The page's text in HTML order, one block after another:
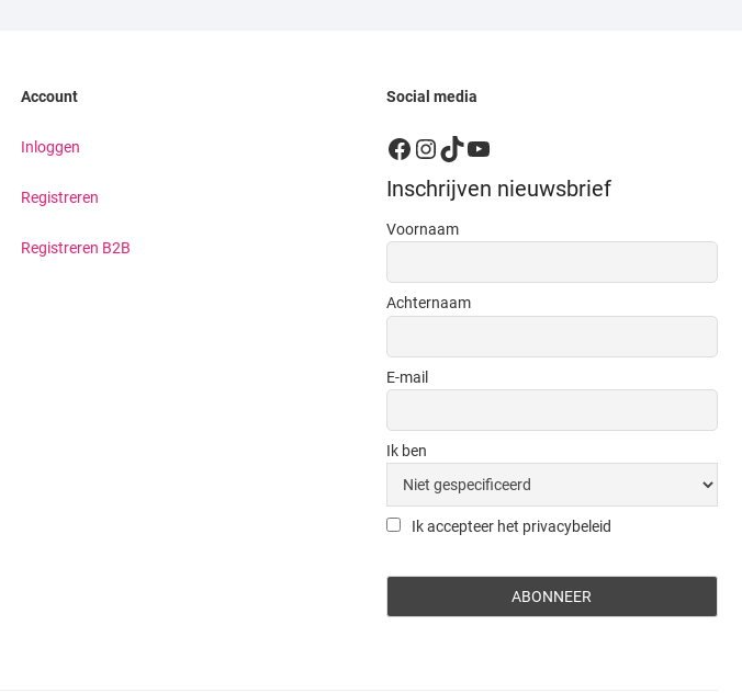
Account
Inloggen
Registreren
Registreren B2B
Social media
Facebook
Instagram
TikTok
YouTube
Inschrijven nieuwsbrief
Voornaam
Achternaam
E-mail
Ik ben
Ik accepteer het privacybeleid